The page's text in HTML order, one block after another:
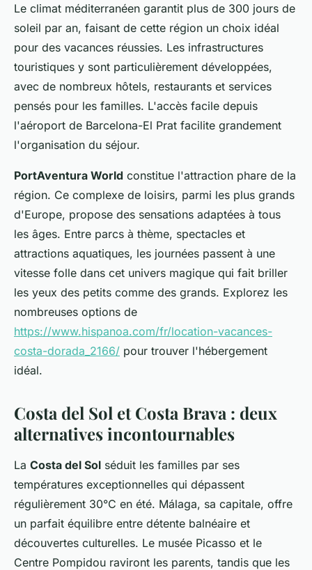
Le climat méditerranéen garantit plus de 300 jours de
soleil par an, faisant de cette région un choix idéal
pour des vacances réussies. Les infrastructures
touristiques y sont particulièrement développées,
avec de nombreux hôtels, restaurants et services
pensés pour les familles. L'accès facile depuis
l'aéroport de Barcelona-El Prat facilite grandement
l'organisation du séjour.
PortAventura World constitue l'attraction phare de la
région. Ce complexe de loisirs, parmi les plus grands
d'Europe, propose des sensations adaptées à tous
les âges. Entre parcs à thème, spectacles et
attractions aquatiques, les journées passent à une
vitesse folle dans cet univers magique qui fait briller
les yeux des petits comme des grands. Explorez les
nombreuses options de
https://www.hispanoa.com/fr/location-vacances-
costa-dorada_2166/ pour trouver l'hébergement
idéal.
Costa del Sol et Costa Brava : deux
alternatives incontournables
La Costa del Sol séduit les familles par ses
températures exceptionnelles qui dépassent
régulièrement 30°C en été. Málaga, sa capitale, offre
un parfait équilibre entre détente balnéaire et
découvertes culturelles. Le musée Picasso et le
Centre Pompidou raviront les parents, tandis que les